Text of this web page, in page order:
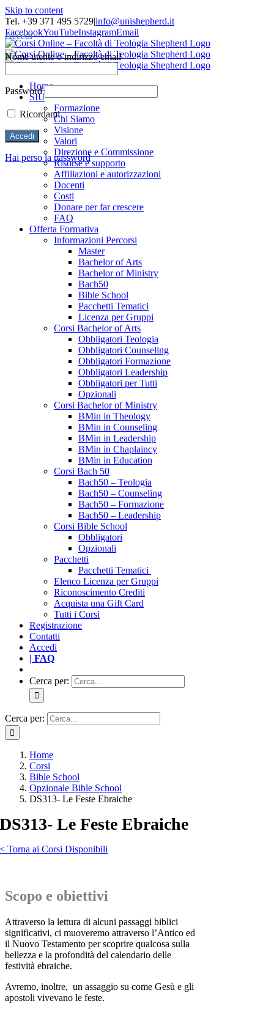
Skip to content
Tel. +39 371 495 5729|info@unishepherd.it
FacebookYouTubeInstagramEmail
Home
SIU
Formazione
Chi Siamo
Visione
Valori
Direzione e Commissione
Risorse e supporto
Affiliazioni e autorizzazioni
Docenti
Costi
Donare per far crescere
FAQ
Offerta Formativa
Informazioni Percorsi
Master
Bachelor of Arts
Bachelor of Ministry
Bach50
Bible School
Pacchetti Tematici
Licenza per Gruppi
Corsi Bachelor of Arts
Obbligatori Teologia
Obbligatori Counseling
Obbligatori Formazione
Obbligatori Leadership
Obbligatori per Tutti
Opzionali
Corsi Bachelor of Ministry
BMin in Theology
BMin in Counseling
BMin in Leadership
BMin in Chaplaincy
BMin in Education
Corsi Bach 50
Bach50 – Teologia
Bach50 – Counseling
Bach50 – Formazione
Bach50 – Leadership
Corsi Bible School
Obbligatori
Opzionali
Pacchetti
Pacchetti Tematici
Elenco Licenza per Gruppi
Riconoscimento Crediti
Acquista una Gift Card
Tutti i Corsi
Registrazione
Contatti
Accedi
| FAQ
Cerca per:
Cerca per:
Home
Corsi
Bible School
Opzionale Bible School
DS313- Le Feste Ebraiche
DS313- Le Feste Ebraiche
< Torna ai Corsi Disponibili
Scopo e obiettivi
Attraverso la lettura di alcuni passaggi biblici
significativi, ci muoveremo attraverso l’Antico ed
il Nuovo Testamento per scoprire qualcosa sulla
bellezza e la profondità del calendario delle
festività ebraiche.
Avremo, inoltre, un assaggio su come Gesù e gli
apostoli vivevano le feste.
Accedi
Nome utente o indirizzo email
Password
Ricordami
Hai perso la password